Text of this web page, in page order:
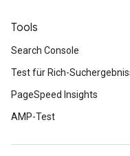
Tools
Search Console
Test für Rich-
PageSpeed Insights
AMP-Test